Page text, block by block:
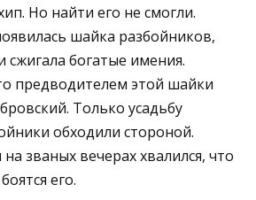
Но найти его не смогли.
шайка разбойников,
сжигала богатые имения.
предводителем этой шайки
Только усадьбу
обходили стороной.
званых вечерах хвалился, что
его.